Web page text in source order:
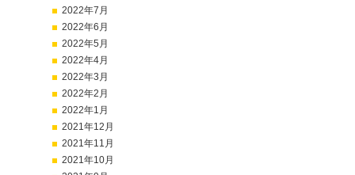
2022年7月
2022年6月
2022年5月
2022年4月
2022年3月
2022年2月
2022年1月
2021年12月
2021年11月
2021年10月